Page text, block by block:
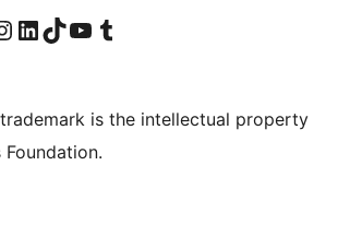
besuchenbesuchen
von WordPress.org besuchen
Konto von WordPress.org besuchen
Das LinkedIn-Konto von WordPress.org besuchen
Das TikTok-Konto von WordPress.org besuchen
Den YouTube-Kanal von WordPress.org besuchen
Das Tumblr-Konto von WordPress.org besuchen
is the intellectual property